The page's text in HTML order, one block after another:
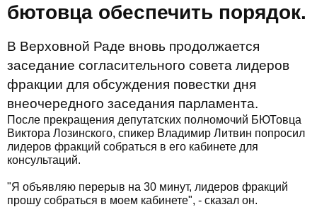
бютовца обеспечить порядок.
В Верховной Раде вновь продолжается
заседание согласительного совета лидеров
фракции для обсуждения повестки дня
внеочередного заседания парламента.
После прекращения депутатских полномочий БЮТовца
Виктора Лозинского, спикер Владимир Литвин попросил
лидеров фракций собраться в его кабинете для
консультаций.
"Я объявляю перерыв на 30 минут, лидеров фракций
прошу собраться в моем кабинете", - сказал он.